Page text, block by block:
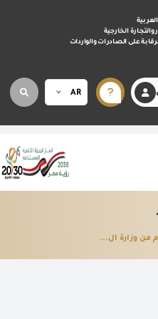
والتجارة الخارجية
على الصادرات والواردات
AR
من وزارة ال...